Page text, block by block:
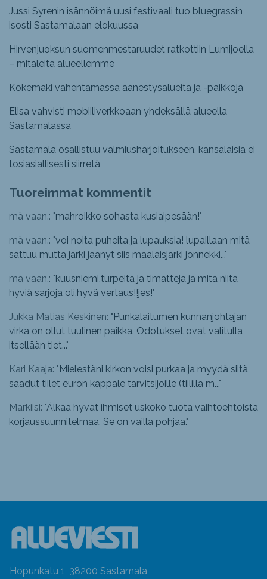
Jussi Syrenin isännöimä uusi festivaali tuo bluegrassin
isosti Sastamalaan elokuussa
Hirvenjuoksun suomenmestaruudet ratkottiin Lumijoella
– mitaleita alueellemme
Kokemäki vähentämässä äänestysalueita ja -paikkoja
Elisa vahvisti mobiiliverkkoaan yhdeksällä alueella
Sastamalassa
Sastamala osallistuu valmiusharjoitukseen, kansalaisia ei
tosiasiallisesti siirretä
Tuoreimmat kommentit
mä vaan.: "mahroikko sohasta kusiaipesään!"
mä vaan.: "voi noita puheita ja lupauksia! lupaillaan mitä
sattuu mutta järki jäänyt siis maalaisjärki jonnekki..."
mä vaan.: "kuusniemi.turpeita ja timatteja ja mitä niitä
hyviä sarjoja oli,hyvä vertaus!!jes!"
Jukka Matias Keskinen: " Punkalaitumen kunnanjohtajan
virka on ollut tuulinen paikka. Odotukset ovat valitulla
itsellään tiet..."
Kari Kaaja: " Mielestäni kirkon voisi purkaa ja myydä siitä
saadut tiilet euron kappale tarvitsijoille (tiilillä m..."
Markiisi: "Älkää hyvät ihmiset uskoko tuota vaihtoehtoista
korjaussuunnitelmaa. Se on vailla pohjaa."
Hopunkatu 1, 38200 Sastamala